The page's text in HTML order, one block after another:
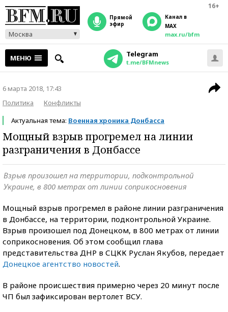
16+
Москва
прямой
эфир
Канал в
MAX
max.ru/bfm
МЕНЮ Telegram
t.me/BFMnews
6 марта 2018, 17:43
Политика
Конфликты
Актуальная тема: Военная хроника Донбасса
Мощный взрыв прогремел на линии
разграничения в Донбассе
Взрыв произошел на территории, подконтрольной
Украине, в 800 метрах от линии соприкосновения
Мощный взрыв прогремел в районе линии разграничения
в Донбассе, на территории, подконтрольной Украине.
Взрыв произошел под Донецком, в 800 метрах от линии
соприкосновения. Об этом сообщил глава
представительства ДНР в СЦКК Руслан Якубов, передает
Донецкое агентство новостей.
В районе происшествия примерно через 20 минут после
ЧП был зафиксирован вертолет ВСУ.